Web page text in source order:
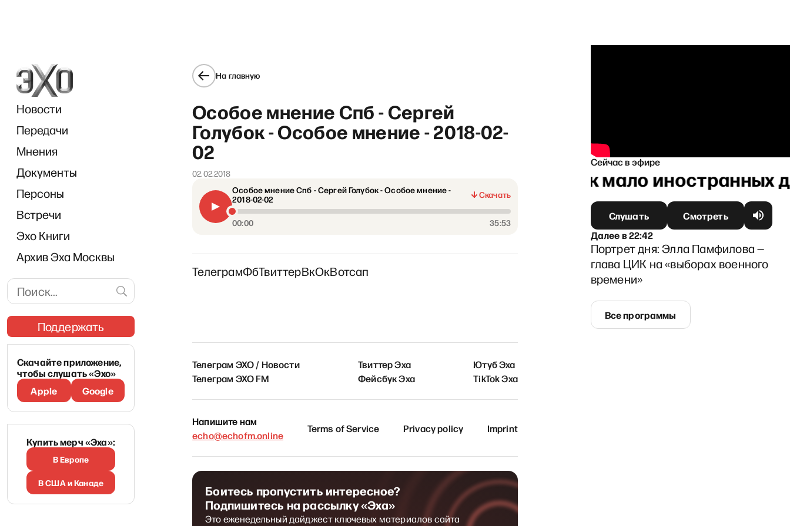
Новости
Передачи
Мнения
Документы
Персоны
Встречи
Эхо Книги
Архив Эха Москвы
Поддержать
Скачайте приложение,
чтобы слушать «Эхо»
Apple
Google
Купить мерч «Эха»:
В Европе
В США и Канаде
На главную
Особое мнение Спб - Сергей
Голубок - Особое мнение - 2018-02-
02
02.02.2018
Особое мнение Спб - Сергей Голубок - Особое мнение -
2018-02-02
Скачать
00:00 35:53
ТелеграмФбТвиттерВкОкВотсап
Телеграм ЭХО / Новости
Телеграм ЭХО FM
Твиттер Эха
Фейсбук Эха
Ютуб Эха
TikTok Эха
Напишите нам
echo@echofm.online
Terms of Service Privacy policy Imprint
Боитесь пропустить интересное?
Подпишитесь на рассылку «Эха»
Это еженедельный дайджест ключевых материалов сайта
Сейчас в эфире
Radio Insider: Почему до сих пор так мало иностранных
Слушать
Смотреть
Далеев22:42
Портрет дня: Элла Памфилова —
глава ЦИК на «выборах военного
времени»
Все программы